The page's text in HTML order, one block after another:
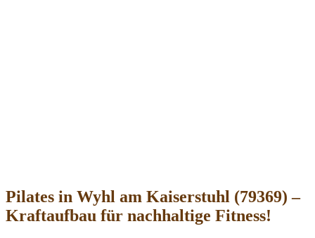
Pilates in Wyhl am Kaiserstuhl (79369) –
Kraftaufbau für nachhaltige Fitness!